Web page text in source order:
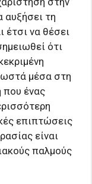
αυξήσει τη
έτσι να θέσει
ότι
μέσα στη
που ένας
επιπτώσεις
είναι
παλμούς